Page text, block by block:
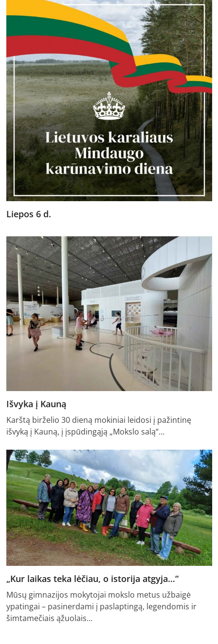
Liepos 6 d.
Išvyka į Kauną
Karštą birželio 30 dieną mokiniai leidosi į pažintinę
išvyką į Kauną, į įspūdingąją „Mokslo salą“…
„Kur laikas teka lėčiau, o istorija atgyja…“
Mūsų gimnazijos mokytojai mokslo metus užbaigė
ypatingai – pasinerdami į paslaptingą, legendomis ir
šimtamečiais ąžuolais…